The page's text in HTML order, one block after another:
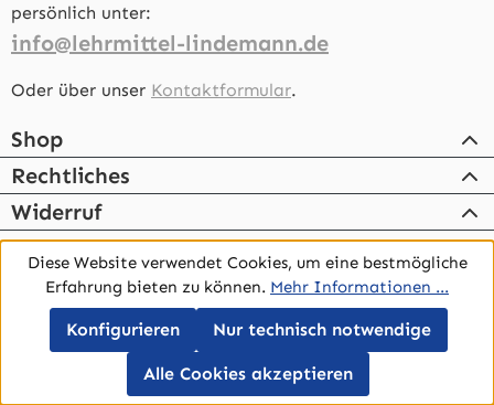
persönlich unter:
info@lehrmittel-lindemann.de
Oder über unser Kontaktformular.
Shop
Rechtliches
Widerruf
Kontakt
Cookie-Einstellungen
Alle Preise inkl. gesetzl. Mehrwertsteuer zzgl.
Werkzeugleiste anzeigen
Diese Website verwendet Cookies, um eine bestmögliche
Erfahrung bieten zu können. Mehr Informationen ...
Nur technisch notwendige
Konfigurieren
Alle Cookies akzeptieren